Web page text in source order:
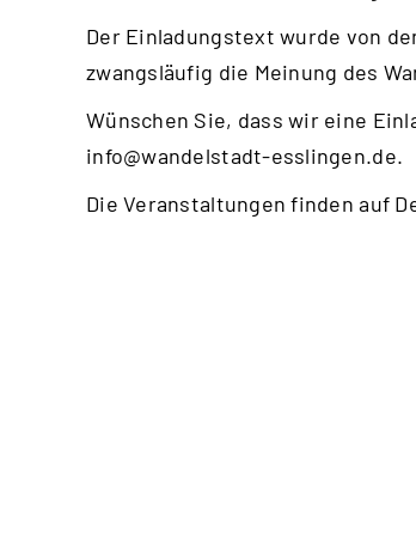
Der Einladungstext wurde von
zwangsläufig die Meinung des
Wünschen Sie, dass wir eine
info@wandelstadt-esslingen.de.
Die Veranstaltungen finden auf